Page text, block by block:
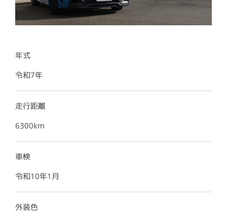
年式
令和7年
走行距離
6300km
車検
令和10年1月
外装色